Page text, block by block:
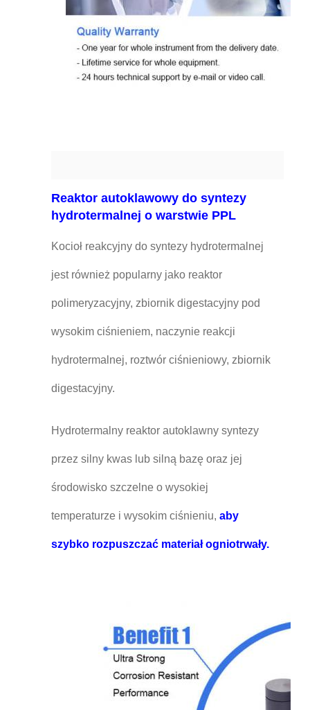
Reaktor autoklawowy do syntezy
hydrotermalnej o warstwie PPL
Kocioł reakcyjny do syntezy hydrotermalnej
jest również popularny jako reaktor
polimeryzacyjny, zbiornik digestacyjny pod
wysokim ciśnieniem, naczynie reakcji
hydrotermalnej, roztwór ciśnieniowy, zbiornik
digestacyjny.
Hydrotermalny reaktor autoklawny syntezy
przez silny kwas lub silną bazę oraz jej
środowisko szczelne o wysokiej
temperaturze i wysokim ciśnieniu, aby
szybko rozpuszczać materiał ogniotrwały.